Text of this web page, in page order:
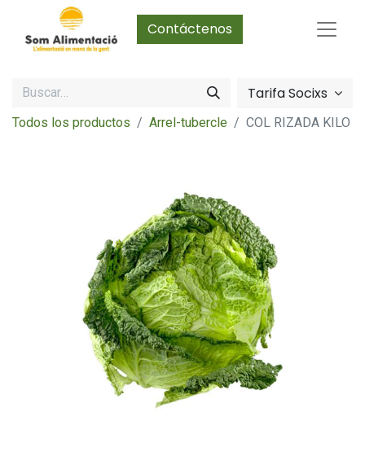
Contáctenos
Tarifa Socixs
Todos los productos Arrel-tubercle COL RIZADA KILO